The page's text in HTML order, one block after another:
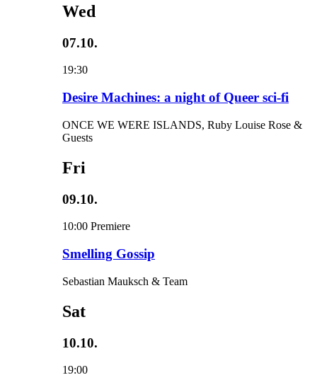
Wed
07.10.
19:30
Desire Machines: a night of Queer sci-fi
ONCE WE WERE ISLANDS, Ruby Louise Rose &
Guests
Fri
09.10.
10:00 Premiere
Smelling Gossip
Sebastian Mauksch & Team
Sat
10.10.
19:00